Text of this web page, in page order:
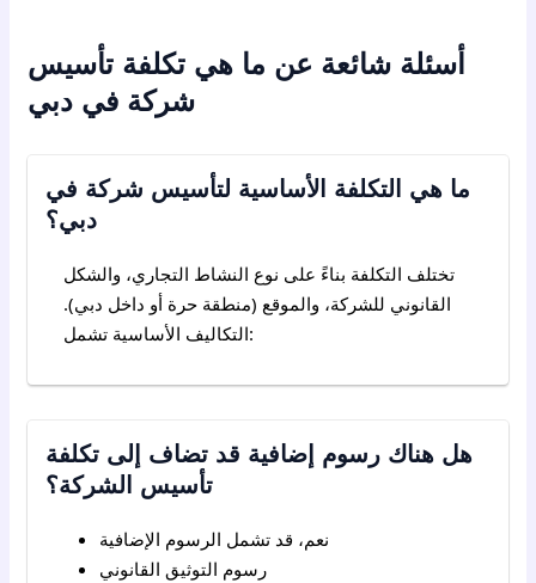
أسئلة شائعة عن ما هي تكلفة تأسيس
ما هي التكلفة الأساسية لتأسيس شركة في
دبي؟
تختلف التكلفة بناءً على نوع النشاط التجاري، والشكل
القانوني للشركة، والموقع (منطقة حرة أو داخل دبي).
التكاليف الأساسية تشمل:
هل هناك رسوم إضافية قد تضاف إلى تكلفة
تأسيس الشركة؟
نعم، قد تشمل الرسوم الإضافية
رسوم التوثيق القانوني